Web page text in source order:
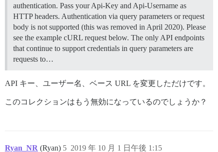
authentication. Pass your Api-Key and Api-Username as
HTTP headers. Authentication via query parameters or request
body is not supported (this was removed in April 2020). Please
see the example cURL request below. The only API endpoints
that continue to support credentials in query parameters are
requests to…
API キー、ユーザー名、ベース URL を変更しただけです。
このコレクションはもう無効になっているのでしょうか？
Ryan_NR (Ryan) 2019 年 10 月 1 日午後 1:15
5